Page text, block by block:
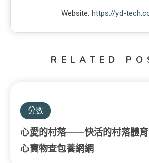
Website: https://yd-
RELATED
分數
心愛的村落——快活的村落體
心寶物查包養網網